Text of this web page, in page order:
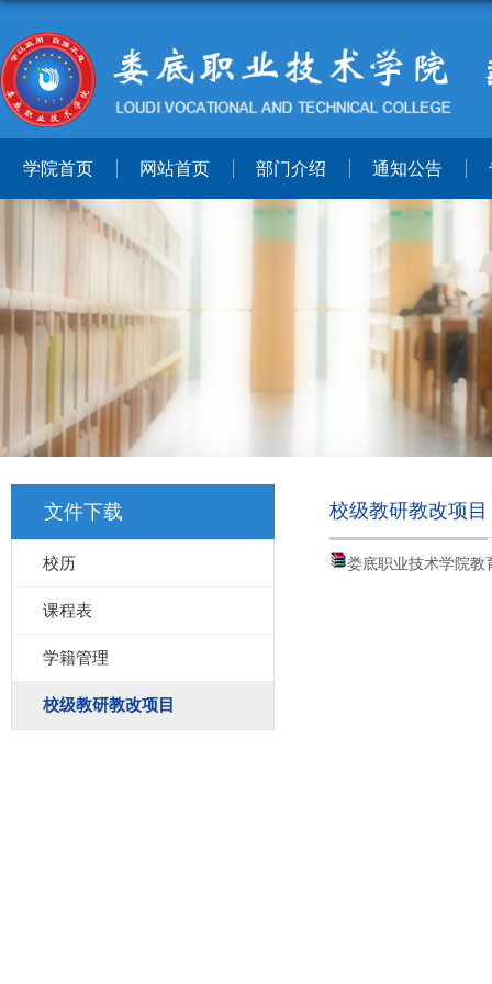
学院首页 网站首页 部门介绍 通知公告
文件下载
校历
课程表
学籍管理
校级教研教改项目
校级教研教改项目
娄底职业技术学院教